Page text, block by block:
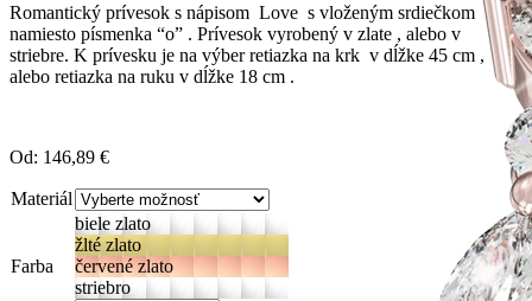
Romantický prívesok s nápisom Love s vloženým srdiečkom
namiesto písmenka “o” . Prívesok vyrobený v zlate , alebo v
striebre. K prívesku je na výber retiazka na krk v dĺžke 45 cm ,
alebo retiazka na ruku v dĺžke 18 cm .
Od: 146,89 €
Materiál
Farba
biele zlato
žlté zlato
červené zlato
striebro